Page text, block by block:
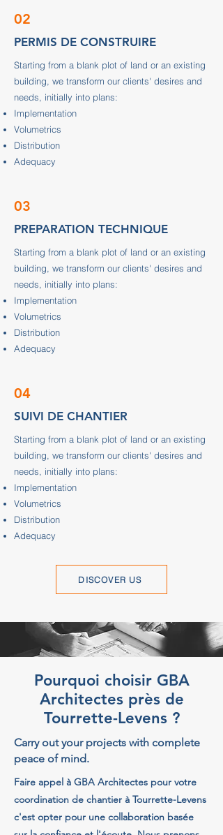
02
PERMIS DE CONSTRUIRE
Starting from a blank plot of land or an existing
building, we transform our clients' desires and
needs, initially into plans:
Implementation
Volumetrics
Distribution
Adequacy
03
PREPARATION TECHNIQUE
Starting from a blank plot of land or an existing
building, we transform our clients' desires and
needs, initially into plans:
Implementation
Volumetrics
Distribution
Adequacy
04
SUIVI DE CHANTIER
Starting from a blank plot of land or an existing
building, we transform our clients' desires and
needs, initially into plans:
Implementation
Volumetrics
Distribution
Adequacy
DISCOVER US
Pourquoi choisir GBA
Architectes près de
Tourrette-Levens ?
Carry out your projects with complete
peace of mind.
Faire appel à GBA Architectes pour votre
coordination de chantier à Tourrette-Levens
c'est opter pour une collaboration basée